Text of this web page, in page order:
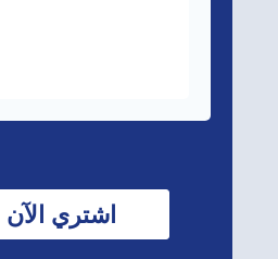
اشتري الآن